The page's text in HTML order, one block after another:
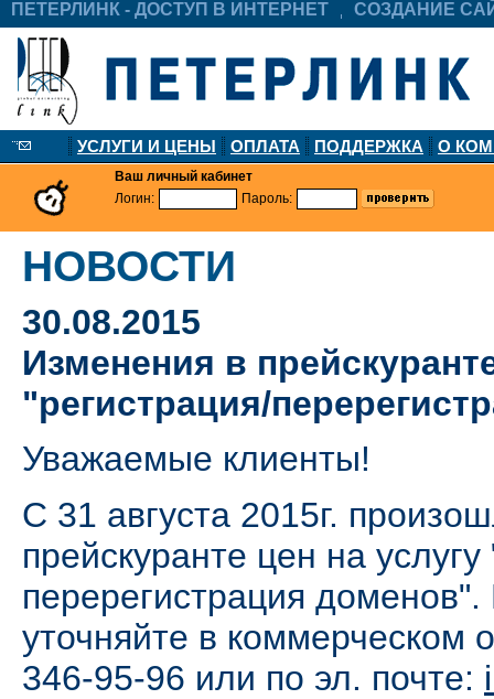
ПЕТЕРЛИНК - ДОСТУП В ИНТЕРНЕТ СОЗДАНИЕ
УСЛУГИ И ЦЕНЫ ОПЛАТА ПОДДЕРЖКА О
Ваш личный кабинет
Логин:
Пароль:
НОВОСТИ
30.08.2015
Изменения в
"регистрация/
Уважаемые клиенты!
C 31 августа 2015г.
прейскуранте цен на
перерегистрация
уточняйте в коммерческом
346-95-96 или по эл. почте: